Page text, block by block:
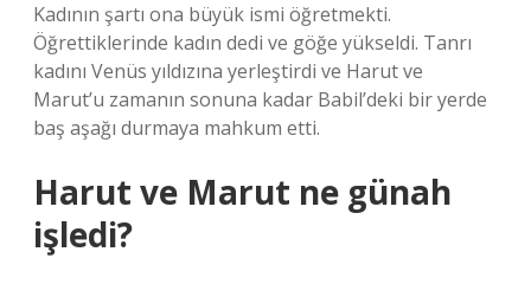
Kadının şartı ona büyük ismi öğretmekti.
Öğrettiklerinde kadın dedi ve göğe yükseldi. Tanrı
kadını Venüs yıldızına yerleştirdi ve Harut ve
Marut’u zamanın sonuna kadar Babil’deki bir yerde
baş aşağı durmaya mahkum etti.
Harut ve Marut ne günah
işledi?